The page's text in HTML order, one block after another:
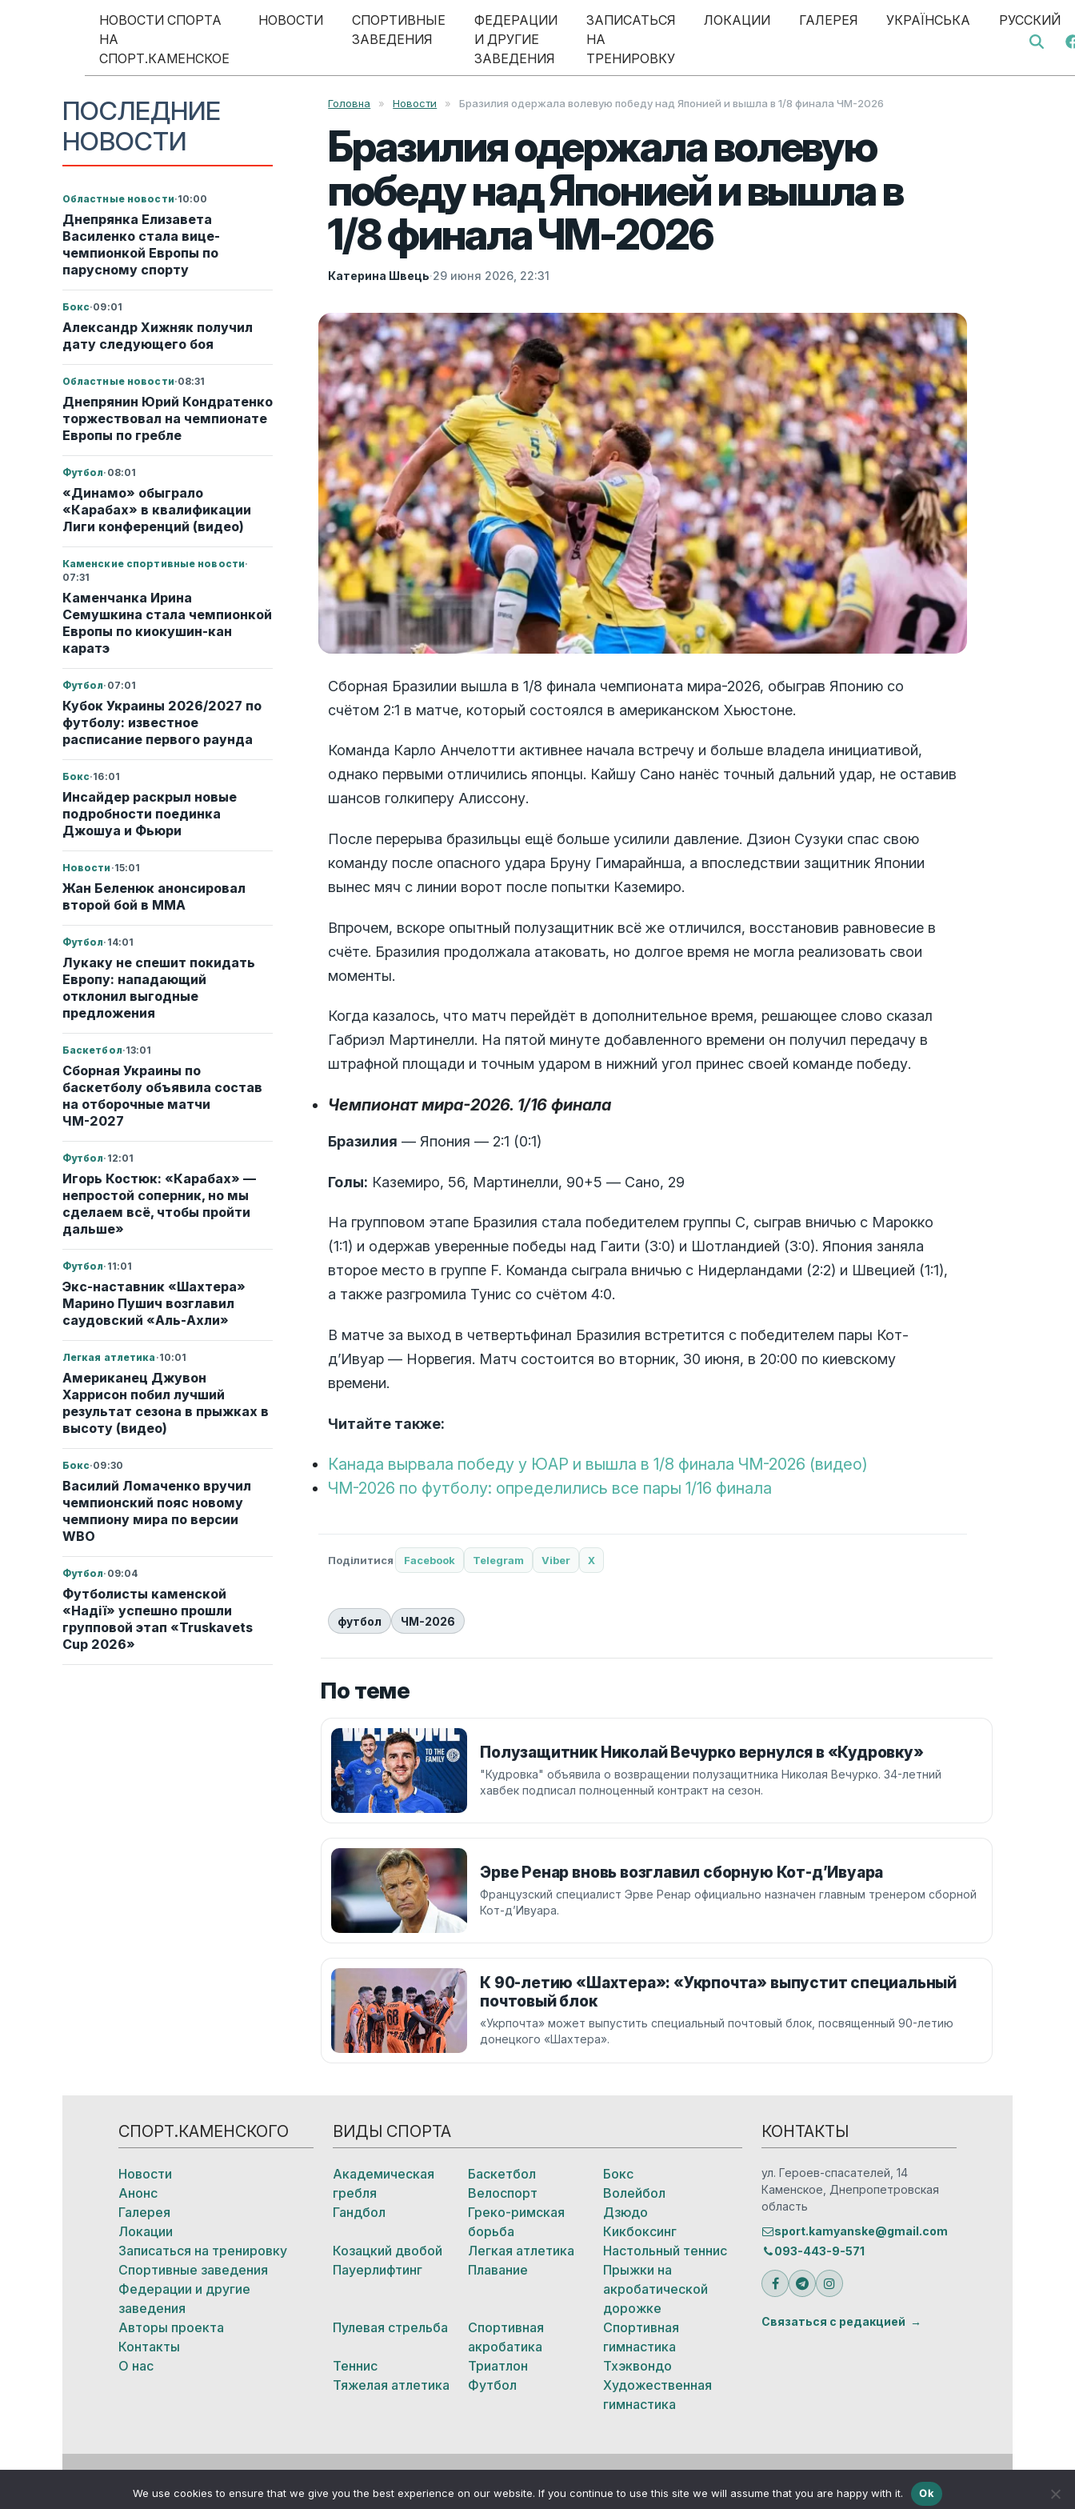
Перейти к содержимому
Меню навигации
НОВОСТИ СПОРТА
НА
СПОРТ.КАМЕНСКОЕ
НОВОСТИ
СПОРТИВНЫЕ
ЗАВЕДЕНИЯ
ФЕДЕРАЦИИ
И ДРУГИЕ
ЗАВЕДЕНИЯ
ЗАПИСАТЬСЯ
НА
ТРЕНИРОВКУ
ЛОКАЦИИ ГАЛЕРЕЯ УКРАЇНСЬКА РУССКИЙ
ПОСЛЕДНИЕ
НОВОСТИ
Областные новости·10:00
Днепрянка Елизавета
Василенко стала вице-
чемпионкой Европы по
парусному спорту
Бокс·09:01
Александр Хижняк получил
дату следующего боя
Областные новости·08:31
Днепрянин Юрий Кондратенко
торжествовал на чемпионате
Европы по гребле
Футбол· 08:01
«Динамо» обыграло
«Карабах» в квалификации
Лиги конференций (видео)
Каменские спортивные новости·
07:31
Каменчанка Ирина
Семушкина стала чемпионкой
Европы по киокушин-кан
каратэ
Футбол· 07:01
Кубок Украины 2026/2027 по
футболу: известное
расписание первого раунда
Бокс·16:01
Инсайдер раскрыл новые
подробности поединка
Джошуа и Фьюри
Новости ·15:01
Жан Беленюк анонсировал
второй бой в ММА
Футбол· 14:01
Лукаку не спешит покидать
Европу: нападающий
отклонил выгодные
предложения
Баскетбол·13:01
Сборная Украины по
баскетболу объявила состав
на отборочные матчи
ЧМ-2027
Футбол· 12:01
Игорь Костюк: «Карабах» —
непростой соперник, но мы
сделаем всё, чтобы пройти
дальше»
Футбол· 11:01
Экс-наставник «Шахтера»
Марино Пушич возглавил
саудовский «Аль-Ахли»
Легкая атлетика ·10:01
Американец Джувон
Харрисон побил лучший
результат сезона в прыжках в
высоту (видео)
Бокс·09:30
Василий Ломаченко вручил
чемпионский пояс новому
чемпиону мира по версии
WBO
Футбол· 09:04
Футболисты каменской
«Надії» успешно прошли
групповой этап «Truskavets
Cup 2026»
Головна » Новости » Бразилия одержала волевую победу над Японией и вышла в 1/8 финала ЧМ-2026
Бразилия одержала волевую
победу над Японией и вышла в
1/8 финала ЧМ-2026
Катерина Швець·29 июня 2026, 22:31
Сборная Бразилии вышла в 1/8 финала чемпионата мира-2026, обыграв Японию со
счётом 2:1 в матче, который состоялся в американском Хьюстоне.
Команда Карло Анчелотти активнее начала встречу и больше владела инициативой,
однако первыми отличились японцы. Кайшу Сано нанёс точный дальний удар, не оставив
шансов голкиперу Алиссону.
После перерыва бразильцы ещё больше усилили давление. Дзион Сузуки спас свою
команду после опасного удара Бруну Гимарайнша, а впоследствии защитник Японии
вынес мяч с линии ворот после попытки Каземиро.
Впрочем, вскоре опытный полузащитник всё же отличился, восстановив равновесие в
счёте. Бразилия продолжала атаковать, но долгое время не могла реализовать свои
моменты.
Когда казалось, что матч перейдёт в дополнительное время, решающее слово сказал
Габриэл Мартинелли. На пятой минуте добавленного времени он получил передачу в
штрафной площади и точным ударом в нижний угол принес своей команде победу.
Чемпионат мира-2026. 1/16 финала
Бразилия — Япония — 2:1 (0:1)
Голы: Каземиро, 56, Мартинелли, 90+5 — Сано, 29
На групповом этапе Бразилия стала победителем группы C, сыграв вничью с Марокко
(1:1) и одержав уверенные победы над Гаити (3:0) и Шотландией (3:0). Япония заняла
второе место в группе F. Команда сыграла вничью с Нидерландами (2:2) и Швецией (1:1),
а также разгромила Тунис со счётом 4:0.
В матче за выход в четвертьфинал Бразилия встретится с победителем пары Кот-
д’Ивуар — Норвегия. Матч состоится во вторник, 30 июня, в 20:00 по киевскому
времени.
Читайте также:
Канада вырвала победу у ЮАР и вышла в 1/8 финала ЧМ-2026 (видео)
ЧМ-2026 по футболу: определились все пары 1/16 финала
Поділитися Facebook Telegram Viber X
футбол ЧМ-2026
По теме
Полузащитник Николай Вечурко вернулся в «Кудровку»
"Кудровка" объявила о возвращении полузащитника Николая Вечурко. 34-летний
хавбек подписал полноценный контракт на сезон.
Эрве Ренар вновь возглавил сборную Кот-д’Ивуара
Французский специалист Эрве Ренар официально назначен главным тренером сборной
Кот-д’Ивуара.
К 90-летию «Шахтера»: «Укрпочта» выпустит специальный
почтовый блок
«Укрпочта» может выпустить специальный почтовый блок, посвященный 90-летию
донецкого «Шахтера».
СПОРТ.КАМЕНСКОГО
Новости
Анонс
Галерея
Локации
Записаться на тренировку
Спортивные заведения
Федерации и другие
заведения
Авторы проекта
Контакты
О нас
ВИДЫ СПОРТА
Академическая
гребля
Баскетбол
Бокс
Велоспорт
Волейбол
Гандбол
Греко-римская
борьба
Дзюдо
Кикбоксинг
Козацкий двобой
Легкая атлетика
Настольный теннис
Пауерлифтинг
Плавание
Прыжки на
акробатической
дорожке
Пулевая стрельба
Спортивная
акробатика
Спортивная
гимнастика
Теннис
Триатлон
Тхэквондо
Тяжелая атлетика
Футбол
Художественная
гимнастика
КОНТАКТЫ
ул. Героев-спасателей, 14
Каменское, Днепропетровская
область
sport.kamyanske@gmail.com
093-443-9-571
Связаться с редакцией
© Все права защищены
We use cookies to ensure that we give you the best experience on our website. If you continue to use this site we will assume that you are happy with it. Ok